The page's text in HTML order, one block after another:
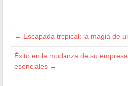
← Escapada tropical: la magia de
Éxito en la mudanza de su
esenciales →